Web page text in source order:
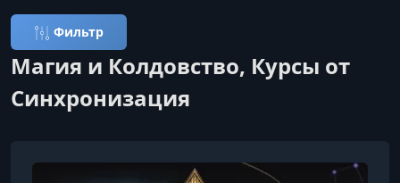
Фильтр
Магия и Колдовство, Курсы от
Синхронизация